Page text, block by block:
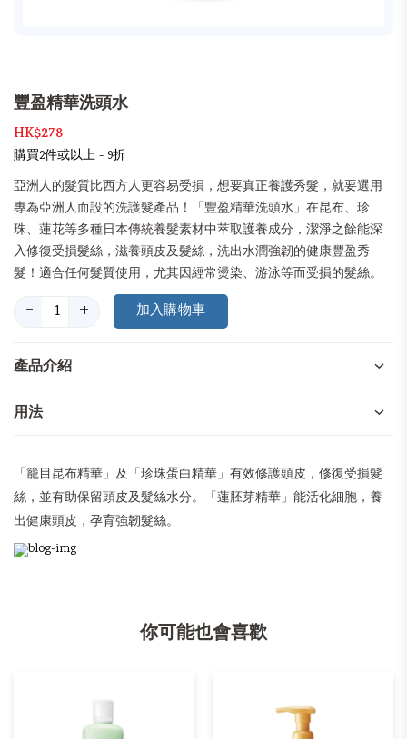
豐盈精華洗頭水
HK$278
購買2件或以上 - 9折
亞洲人的髮質比西方人更容易受損，想要真正養護秀髮，就要選用
專為亞洲人而設的洗護髮產品！「豐盈精華洗頭水」在昆布、珍
珠、蓮花等多種日本傳統養髮素材中萃取護養成分，潔淨之餘能深
入修復受損髮絲，滋養頭皮及髮絲，洗出水潤強韌的健康豐盈秀
髮！適合任何髮質使用，尤其因經常燙染、游泳等而受損的髮絲。
- +
產品介紹
用法
「籠目昆布精華」及「珍珠蛋白精華」有效修護頭皮，修復受損髮
絲，並有助保留頭皮及髮絲水分。「蓮胚芽精華」能活化細胞，養
出健康頭皮，孕育強韌髮絲。
你可能也會喜歡